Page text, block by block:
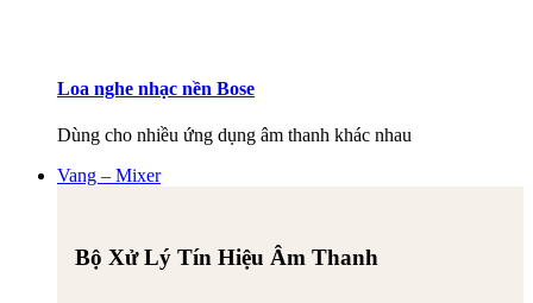
Loa nghe nhạc nền Bose
Dùng cho nhiều ứng dụng âm thanh khác nhau
Vang – Mixer
Bộ Xử Lý Tín Hiệu Âm Thanh